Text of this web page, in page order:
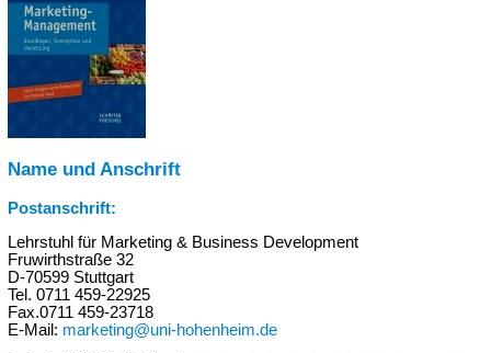
Name und Anschrift
Postanschrift:
Lehrstuhl für Marketing & Business Development
Fruwirthstraße 32
D-70599 Stuttgart
Tel. 0711 459-22925
Fax.0711 459-23718
E-Mail: marketing@uni-hohenheim.de